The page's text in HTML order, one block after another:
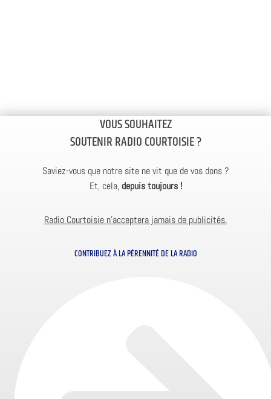
VOUS SOUHAITEZ
SOUTENIR RADIO COURTOISIE ?
Saviez-vous que notre site ne vit que de vos dons ?
Et, cela, depuis toujours !
Radio Courtoisie n’acceptera jamais de publicités.
CONTRIBUEZ À LA PÉRENNITÉ DE LA RADIO